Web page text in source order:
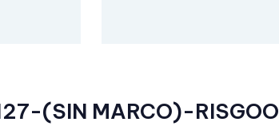
(SIN MARCO)-RISGOO